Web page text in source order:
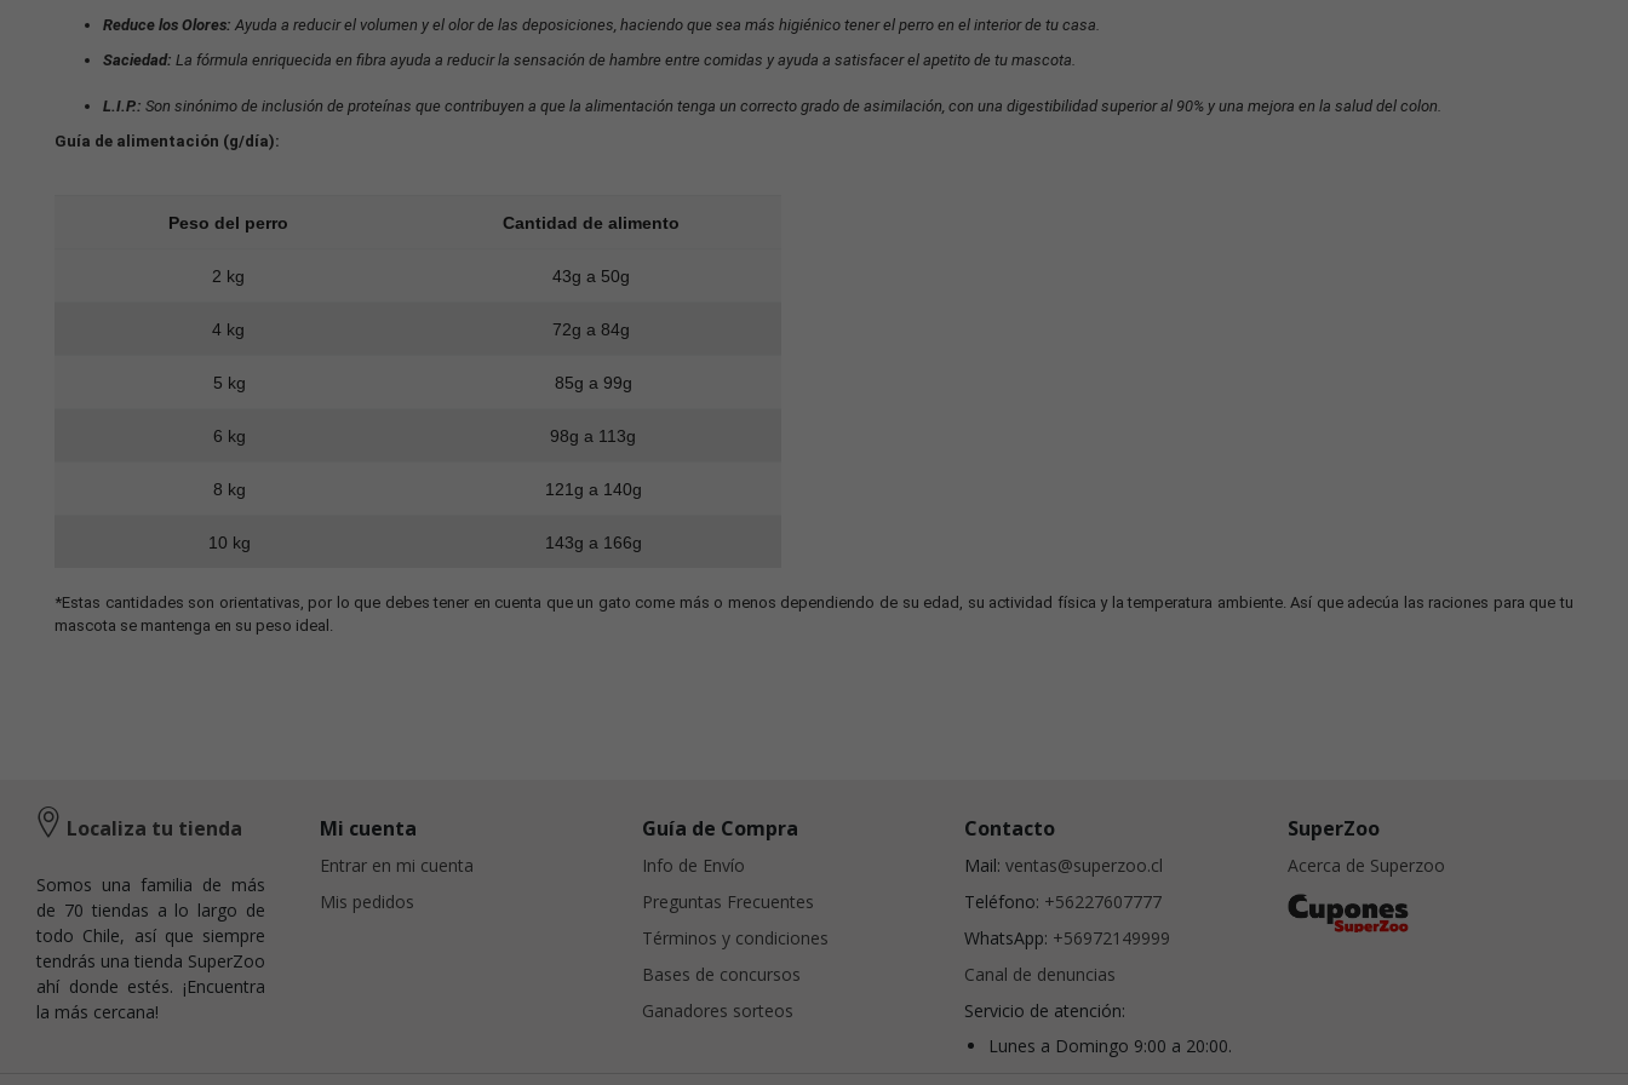
Reduce los Olores: Ayuda a reducir el volumen y el olor de las deposiciones, haciendo que sea más higiénico tener el perro en el interior de tu casa.
Saciedad: La fórmula enriquecida en fibra ayuda a reducir la sensación de hambre entre comidas y ayuda a satisfacer el apetito de tu mascota.
L.I.P.: Son sinónimo de inclusión de proteínas que contribuyen a que la alimentación tenga un correcto grado de asimilación, con una digestibilidad superior al 90% y una mejora en la salud del colon.
Guía de alimentación (g/día):
Peso del perro Cantidad de alimento
2 kg 43g a 50g
4 kg 72g a 84g
5 kg 85g a 99g
6 kg 98g a 113g
8 kg 121g a 140g
10 kg 143g a 166g
*Estas cantidades son orientativas, por lo que debes tener en cuenta que un gato come más o menos dependiendo de su edad, su actividad física y la temperatura ambiente. Así que adecúa las raciones para que tu
mascota se mantenga en su peso ideal.
Localiza tu tienda
Somos una familia de más
de 70 tiendas a lo largo de
todo Chile, así que siempre
tendrás una tienda SuperZoo
ahí donde estés. ¡Encuentra
la más cercana!
Mi cuenta
Entrar en mi cuenta
Mis pedidos
Guía de Compra
Info de Envío
Preguntas Frecuentes
Términos y condiciones
Bases de concursos
Ganadores sorteos
Contacto
Mail: ventas@superzoo.cl
Teléfono: +56227607777
WhatsApp: +56972149999
Canal de denuncias
Servicio de atención:
Lunes a Domingo 9:00 a 20:00.
SuperZoo
Acerca de Superzoo